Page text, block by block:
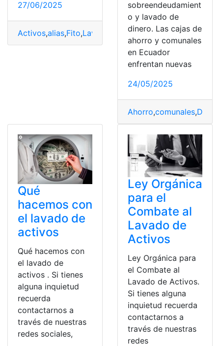
27/06/2025
Activos,alias,Fito,Lavado lavado de activos de alias
sobreendeudamient
o y lavado de
dinero. Las cajas de
ahorro y comunales
en Ecuador
enfrentan nuevas
24/05/2025
Ahorro,comunales,
Qué
hacemos con
el lavado de
activos
Qué hacemos con
el lavado de
activos . Si tienes
alguna inquietud
recuerda
contactarnos a
través de nuestras
redes sociales,
Ley Orgánica
para el
Combate al
Lavado de
Activos
Ley Orgánica para
el Combate al
Lavado de Activos.
Si tienes alguna
inquietud recuerda
contactarnos a
través de nuestras
redes